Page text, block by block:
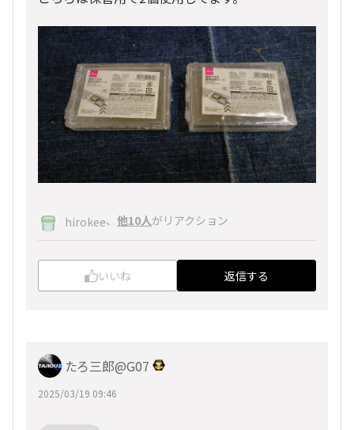
hirokee、 他10人がリアクション
いいね 返信する
たろ三郎@G07
2025/03/19 09:46